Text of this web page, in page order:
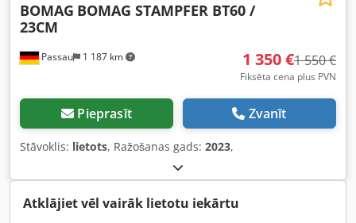
Passau 1 187 km
BOMAG BOMAG STAMPFER BT60 /
23CM
1 350 €1 550 €
Fiksēta cena plus PVN
Pieprasīt Zvanīt
Stāvoklis: lietots, Ražošanas gads: 2023,
Atklājiet vēl vairāk lietotu iekārtu